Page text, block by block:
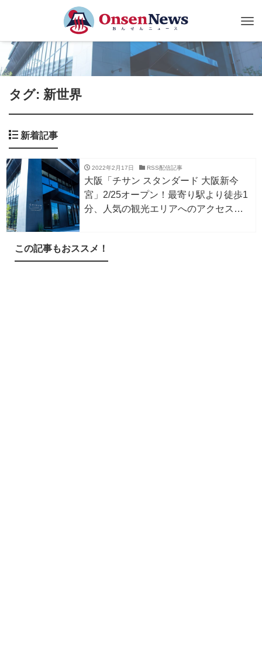
タグ: 新世界
新着記事
2022年2月17日 RSS配信記事
大阪「チサン スタンダード 大阪新今
宮」2/25オープン！最寄り駅より徒歩1
分、人気の観光エリアへのアクセスも
この記事もおススメ！